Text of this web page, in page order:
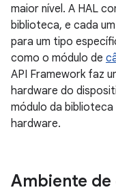
maior nível. A HAL
biblioteca, e cada
para um tipo
como o módulo de
API Framework faz
hardware do
módulo da
hardware.
Ambiente